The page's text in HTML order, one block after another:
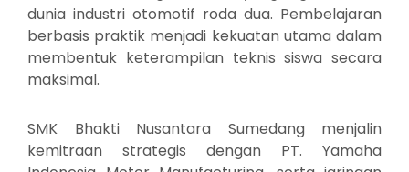
dunia industri otomotif roda dua. Pembelajaran
berbasis praktik menjadi kekuatan utama dalam
membentuk keterampilan teknis siswa secara
maksimal.
SMK Bhakti Nusantara Sumedang menjalin
kemitraan strategis dengan PT. Yamaha